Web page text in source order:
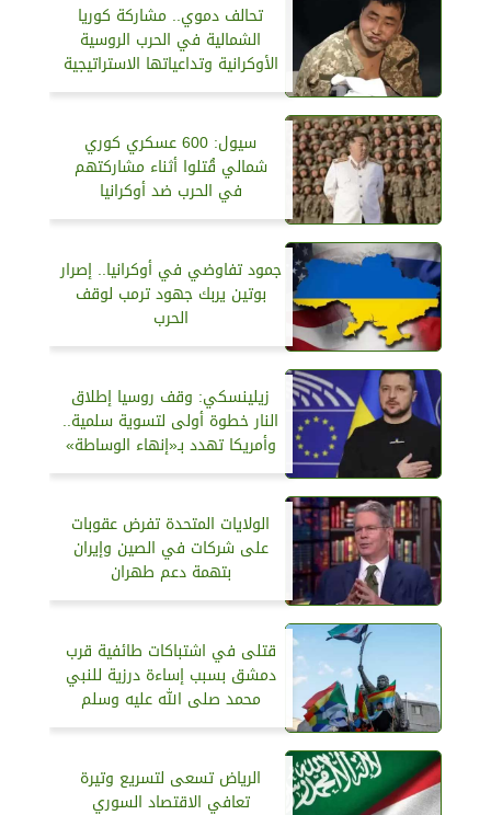
تحالف دموي.. مشاركة كوريا
الشمالية في الحرب الروسية
الأوكرانية وتداعياتها الاستراتيجية
سيول: 600 عسكري كوري
شمالي قُتلوا أثناء مشاركتهم
في الحرب ضد أوكرانيا
جمود تفاوضي في أوكرانيا.. إصرار
بوتين يربك جهود ترمب لوقف
الحرب
زيلينسكي: وقف روسيا إطلاق
النار خطوة أولى لتسوية سلمية..
وأمريكا تهدد بـ«إنهاء الوساطة»
الولايات المتحدة تفرض عقوبات
على شركات في الصين وإيران
بتهمة دعم طهران
قتلى في اشتباكات طائفية قرب
دمشق بسبب إساءة درزية للنبي
محمد صلى الله عليه وسلم
الرياض تسعى لتسريع وتيرة
تعافي الاقتصاد السوري